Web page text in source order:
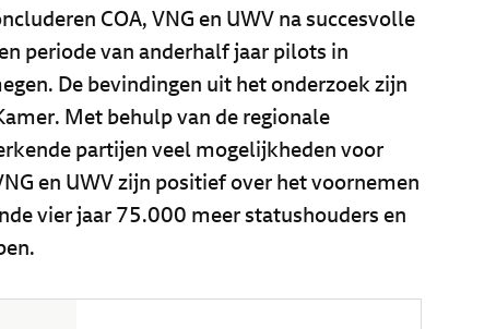
COA, VNG en UWV na succesvolle
periode van anderhalf jaar pilots in
De bevindingen uit het onderzoek zijn
Met behulp van de regionale
partijen veel mogelijkheden voor
en UWV zijn positief over het voornemen
vier jaar 75.000 meer statushouders en